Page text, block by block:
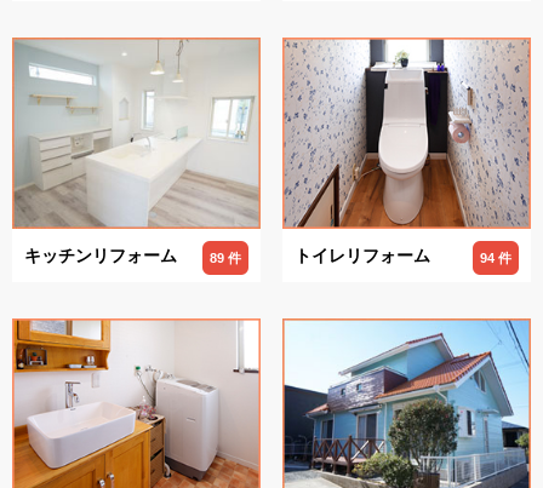
キッチンリフォーム 89 件 トイレリフォーム 94 件